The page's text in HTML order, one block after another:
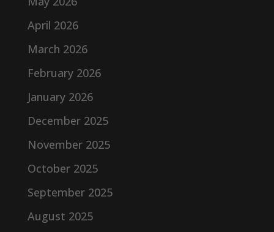
April 2026
March 2026
February 2026
January 2026
December 2025
November 2025
October 2025
September 2025
August 2025